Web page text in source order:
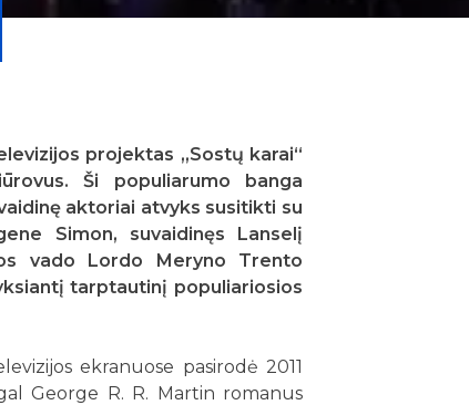
projektas „Sostų karai“
Ši populiarumo banga
aktoriai atvyks susitikti su
Simon, suvaidinęs Lanselį
vado Lordo Meryno Trento
tarptautinį populiariosios
ekranuose pasirodė 2011
George R. R. Martin romanus